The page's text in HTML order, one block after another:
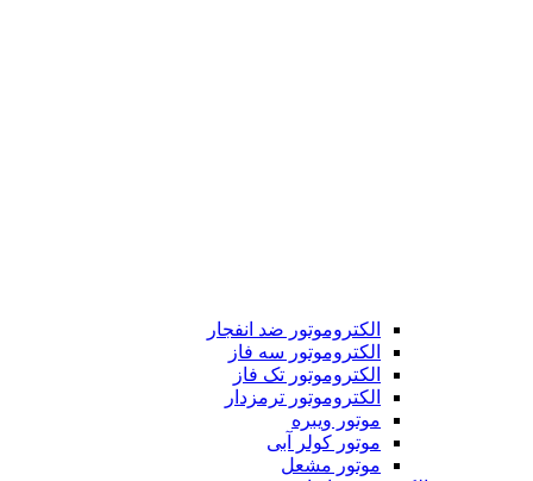
الکتروموتور ضد انفجار
الکتروموتور سه فاز
الکتروموتور تک فاز
الکتروموتور ترمزدار
موتور ویبره
موتور کولر آبی
موتور مشعل